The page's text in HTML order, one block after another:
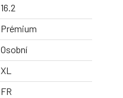
16.2
Prémium
Osobní
XL
FR